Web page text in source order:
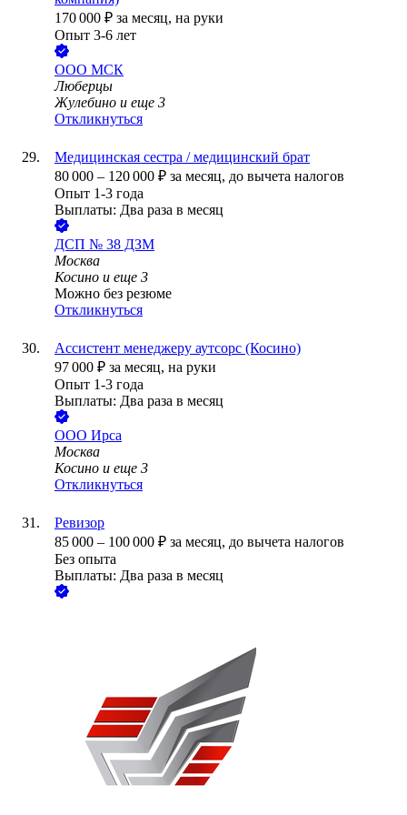
170 000 ₽ за месяц, на руки
Опыт 3-6 лет
ООО МСК
Люберцы
Жулебино и еще 3
Откликнуться
Медицинская сестра / медицинский брат
80 000 – 120 000 ₽ за месяц, до вычета налогов
Опыт 1-3 года
Выплаты: Два раза в месяц
ДСП № 38 ДЗМ
Москва
Косино и еще 3
Можно без резюме
Откликнуться
Ассистент менеджеру аутсорс (Косино)
97 000 ₽ за месяц, на руки
Опыт 1-3 года
Выплаты: Два раза в месяц
ООО Ирса
Москва
Косино и еще 3
Откликнуться
Ревизор
85 000 – 100 000 ₽ за месяц, до вычета налогов
Без опыта
Выплаты: Два раза в месяц